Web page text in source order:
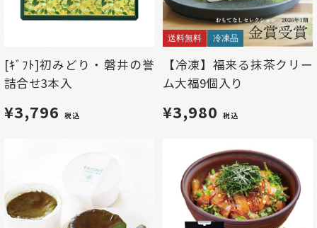
[ｷﾞﾌﾄ]初みどり・磐井の誉
詰合せ3本入
¥3,796 税込
送料無料 冷凍品
【冷凍】福来る抹茶クリー
ム大福9個入り
¥3,980 税込